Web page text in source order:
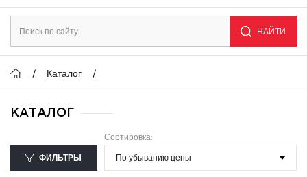
НАЙТИ
Каталог
КАТАЛОГ
ФИЛЬТРЫ
Сортировка:
По убыванию цены